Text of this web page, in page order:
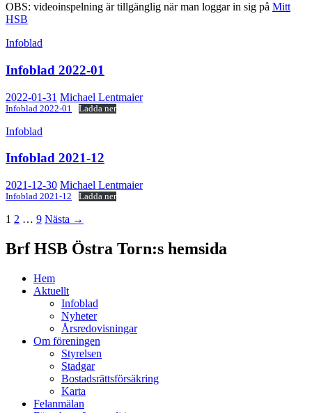
OBS: videoinspelning är tillgänglig när man loggar in sig på Mitt
HSB
Infoblad
Infoblad 2022-01
2022-01-31 Michael Lentmaier
Infoblad 2022-01 Ladda ner
Infoblad
Infoblad 2021-12
2021-12-30 Michael Lentmaier
Infoblad 2021-12 Ladda ner
Inläggsnavigering
1 2 … 9 Nästa →
Brf HSB Östra Torn:s hemsida
Hem
Aktuellt
Infoblad
Nyheter
Årsredovisningar
Om föreningen
Styrelsen
Stadgar
Bostadsrättsförsäkring
Karta
Felanmälan